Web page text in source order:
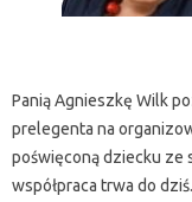
Panią Agnieszkę Wilk
prelegenta na
poświęconą dziecku ze
współpraca trwa do